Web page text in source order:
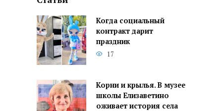
Когда социальный
контракт дарит
праздник
17
Корни и крылья. В музее
школы Елизаветино
оживает история села